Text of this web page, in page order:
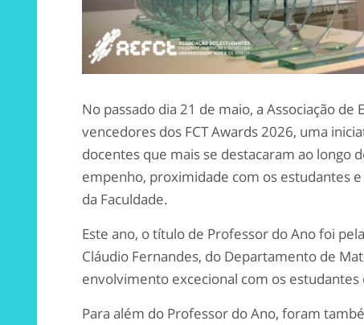
No passado dia 21 de maio, a Associação de
vencedores dos FCT Awards 2026, uma
docentes que mais se destacaram ao longo
empenho, proximidade com os estudantes
da Faculdade.
Este ano, o título de Professor do Ano foi
Cláudio Fernandes, do Departamento de
envolvimento excecional com os
Para além do Professor do Ano, foram